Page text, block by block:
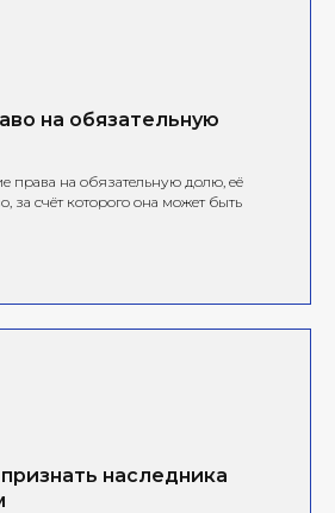
на обязательную
права на обязательную долю, её
за счёт которого она может быть
наследника